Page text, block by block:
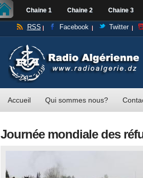
Chaine 1 Chaine 2 Chaine 3
RSS Facebook Twitter
Accueil Qui sommes nous?
Journée mondiale des